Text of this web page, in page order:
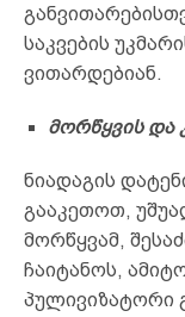
საკვების
ვითარდებიან.
მორწყვის და
ნიადაგის
გააკეთოთ,
მორწყვამ,
ჩაიტანოს,
პულივიზატორი